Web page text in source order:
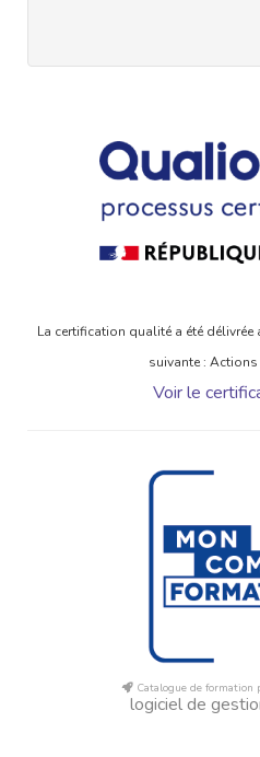
La certification qualité a été
suivante :
Voir le
Catalogue de formation
logiciel de